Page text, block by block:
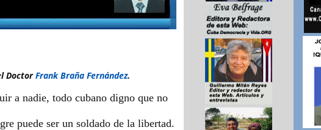
DoctorFrank Braña Fernández.
a nadie, todo cubano digno que no
puede ser un soldado de la libertad.